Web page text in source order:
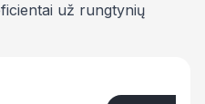
už rungtynių